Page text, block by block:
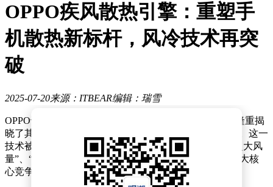
OPPO疾风散热引擎：重塑手
机散热新标杆，风冷技术再突
破
2025-07-20来源：ITBEAR编辑：瑞雪
OPPO于近日举办了一场别开生面的技术沟通会，会上隆重揭
晓了其手机散热技术的最新研发成果——疾风散热引擎。这一
技术被誉为手机风冷散热领域的历史性突破，凭借其“超大风
量”、“超小体积”、“超强防水”以及“超智能软件交互”四大核
心竞争力，为用户带来了前所未有的散热体验。